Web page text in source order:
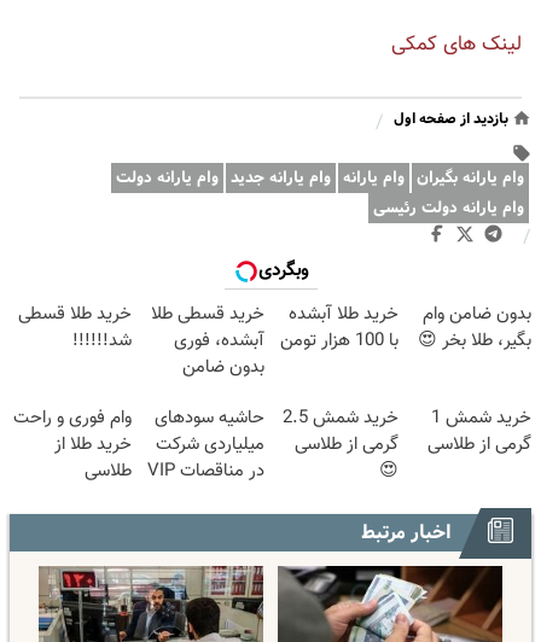
لینک های کمکی
بازدید از صفحه اول /
وام یارانه بگیران وام یارانه وام یارانه جدید وام یارانه دولت
وام یارانه دولت رئیسی
/
وبگردی
بدون ضامن وام
بگیر، طلا بخر 😍
خرید طلا آبشده
با 100 هزار تومن
خرید قسطی طلا
آبشده، فوری
بدون ضامن
خرید طلا قسطی
شد!!!!!!
خرید شمش 1
گرمی از طلاسی
خرید شمش 2.5
گرمی از طلاسی
😍
حاشیه سودهای
میلیاردی شرکت
در مناقصات VIP
وام فوری و راحت
خرید طلا از
طلاسی
اخبار مرتبط